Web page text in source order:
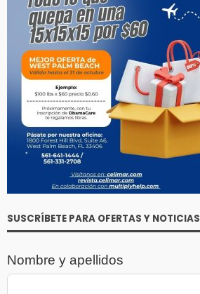
SUSCRÍBETE PARA OFERTAS Y NOTICIAS
Nombre y apellidos